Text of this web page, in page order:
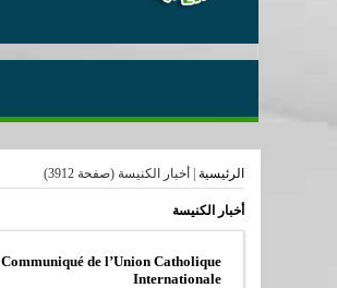
الرئيسية أخبار الكنيسة (صفحة 3912)
أخبار الكنيسة
Communiqué de l’Union Catholique
Internationale